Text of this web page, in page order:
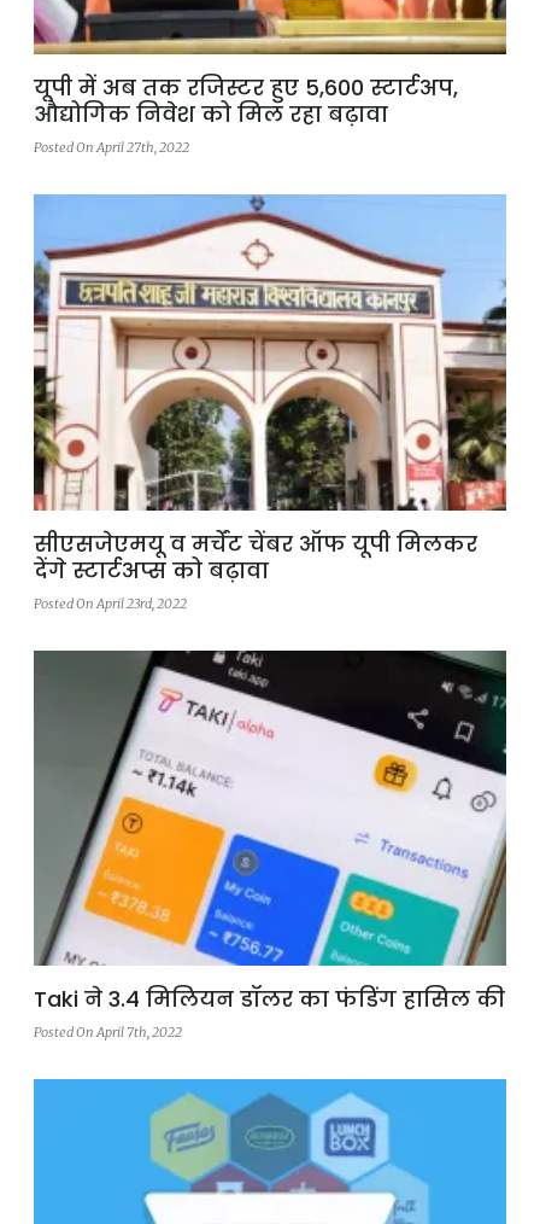
यूपी में अब तक रजिस्टर हुए 5,600 स्टार्टअप,
औद्योगिक निवेश को मिल रहा बढ़ावा
Posted On April 27th, 2022
सीएसजेएमयू व मर्चेंट चेंबर ऑफ यूपी मिलकर
देंगे स्टार्टअप्स को बढ़ावा
Posted On April 23rd, 2022
Taki ने 3.4 मिलियन डॉलर का फंडिंग हासिल की
Posted On April 7th, 2022